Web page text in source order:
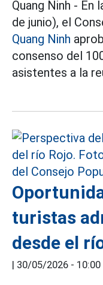
Quang Ninh - En
de junio), el
Quang Ninh
consenso del
asistentes a la
turistas
desde el
| 30/05/2026 - 10:00